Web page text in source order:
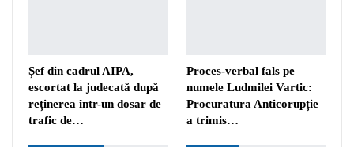
Șef din cadrul AIPA,
escortat la judecată după
reținerea într-un dosar de
trafic de…
Proces-verbal fals pe
numele Ludmilei Vartic:
Procuratura Anticorupție
a trimis…